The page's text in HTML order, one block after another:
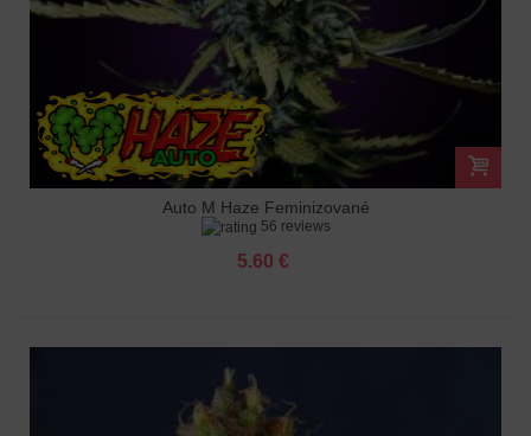
Auto M Haze Feminizované
56 reviews
5.60 €